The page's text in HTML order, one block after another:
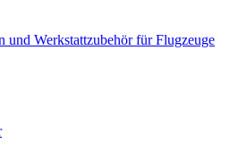
und Werkstattzubehör für Flugzeuge